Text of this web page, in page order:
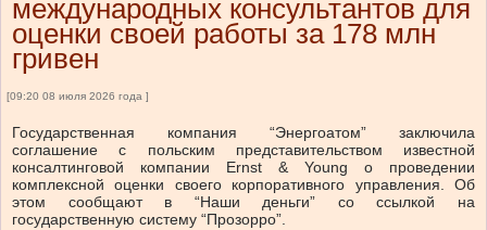
международных консультантов для
оценки своей работы за 178 млн
гривен
[09:20 08 июля 2026 года ]
Государственная компания “Энергоатом” заключила
соглашение с польским представительством известной
консалтинговой компании Ernst & Young о проведении
комплексной оценки своего корпоративного управления. Об
этом сообщают в “Наши деньги” со ссылкой на
государственную систему “Прозорро”.